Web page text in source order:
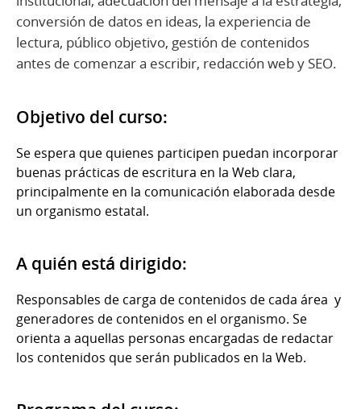
conversión de datos en ideas, la experiencia de
lectura, público objetivo, gestión de contenidos
antes de comenzar a escribir, redacción web y SEO.
Objetivo del curso:
Se espera que quienes participen puedan incorporar
buenas prácticas de escritura en la Web clara,
principalmente en la comunicación elaborada desde
un organismo estatal.
A quién está dirigido:
Responsables de carga de contenidos de cada área y
generadores de contenidos en el organismo. Se
orienta a aquellas personas encargadas de redactar
los contenidos que serán publicados en la Web.